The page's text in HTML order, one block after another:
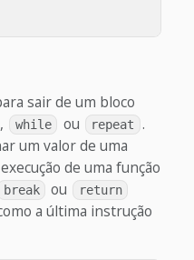
sair de um bloco
, while ou repeat
.
um valor de uma
de uma função
break ou return
a última instrução